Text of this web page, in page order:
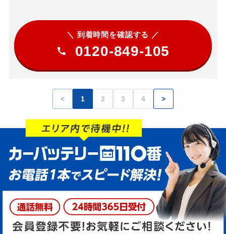
＼ 到着時間を確認する ／
0120-849-105
< 1 2 3 4 >